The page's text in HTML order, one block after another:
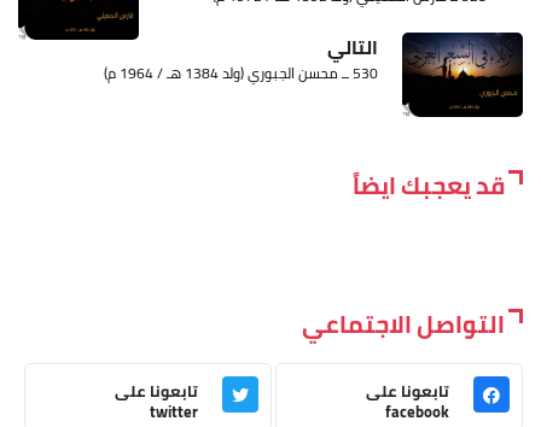
التالي
530 ــ محسن الجبوري (ولد 1384 هـ / 1964 م)
قد يعجبك ايضاً
التواصل الاجتماعي
تابعونا على
facebook
تابعونا على
twitter